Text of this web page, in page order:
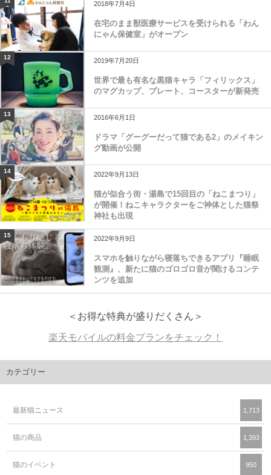
2018年7月4日
在宅のまま獣医療サービスを受けられる「わん
にゃん保健室」がオープン
12 2019年7月20日
世界で最も有名な黒猫キャラ「フィリックス」
のマグカップ、プレート、コースターが新発売
13 2016年6月1日
ドラマ「グーグーだって猫である2」のメイキン
グ動画が公開
14 2022年9月13日
猫が似合う街・湯島で15回目の「ねこまつり」
が開催！ねこキャラクターをご神体とした猫祭
神社も出現
15 2022年9月9日
スマホを触りながら寝落ちできるアプリ『睡眠
観測』、新たに猫のゴロゴロ音が聞けるコンテ
ンツを追加
＜お得な特典が盛りだくさん＞
楽天モバイルの料金プランをチェック！
カテゴリー
最新猫ニュース 1,713
猫の商品 1,393
猫のイベント 950